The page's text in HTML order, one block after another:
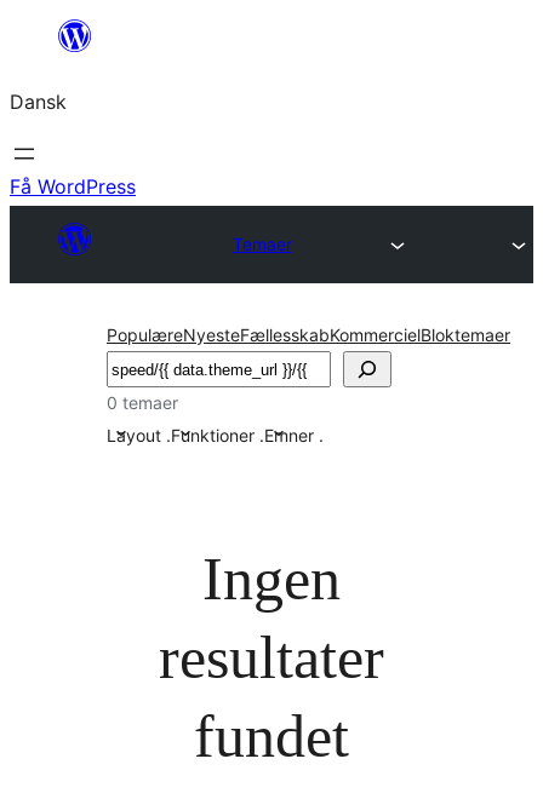
Spring
indhold
Dansk
Få WordPress
Temaer
PopulæreNyesteFællesskabKommercielBloktemaer
Søg
0 temaer
Layout .Funktioner .Emner .
Ingen
resultater
fundet